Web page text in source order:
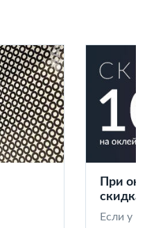
При
скидка
Если у